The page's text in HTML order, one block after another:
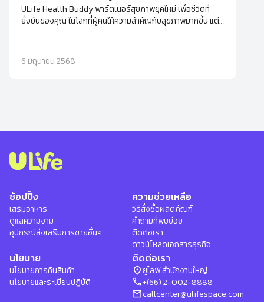
ULife Health Buddy พาร์ตเนอร์สุขภาพยุคใหม่ เพื่อชีวิตที่
ยั่งยืนของคุณ ในโลกที่ผู้คนให้ความสำคัญกับสุขภาพมากขึ้น แต่
มั่นใจ ด้วยความรู้ที่ถูกต้อง เครื่องมือที่แม่นยำ และผลิตภัณฑ์
สุขภาพระดับโลกจาก Beyonde และ Aviance
6 มิถุนายน 2568
ช้อปปิ้ง
เสริมอาหาร
ดูแลความงาม
อุปกรณ์ส่งเสริมการขายอื่นๆ
ความช่วยเหลือ
วิธีสั่งซื้อผลิตภัณฑ์
คำถามที่พบบ่อย
ติดต่อเรา
ดาวน์โหลดเอกสารธุรกิจ
นโยบาย
นโยบายการคืนสินค้า
นโยบายและระเบียบปฏิบัติ
ติดต่อเรา
location_onยูไลฟ์ สำนักงานใหญ่
phone+(66) 2-002-8888
mailcallcenter@ulifespace.com